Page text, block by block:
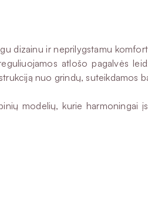
dizainu ir neprilygstamu
atlošo pagalvės
nuo grindų, suteikdamos
modelių, kurie harmoningai